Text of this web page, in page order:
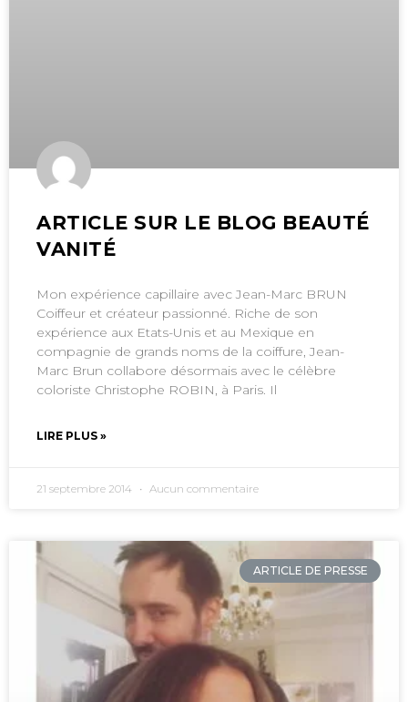
ARTICLE SUR LE BLOG BEAUTÉ
VANITÉ
Mon expérience capillaire avec Jean-Marc BRUN
Coiffeur et créateur passionné. Riche de son
expérience aux Etats-Unis et au Mexique en
compagnie de grands noms de la coiffure, Jean-
Marc Brun collabore désormais avec le célèbre
coloriste Christophe ROBIN, à Paris. Il
LIRE PLUS »
21 septembre 2014 Aucun commentaire
ARTICLE DE PRESSE